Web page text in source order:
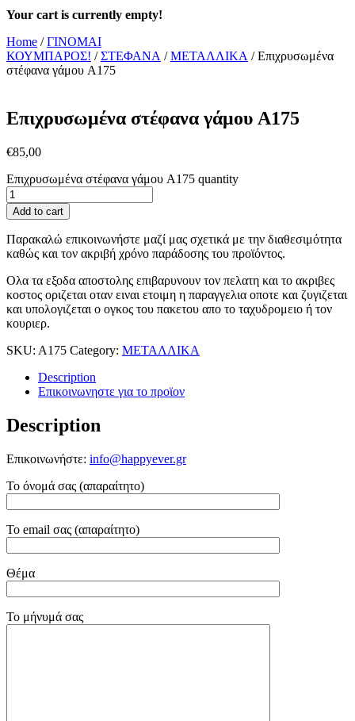
Your cart is currently empty!
Home /ΓΙΝΟΜΑΙ
ΚΟΥΜΠΑΡΟΣ! /ΣΤΕΦΑΝΑ /ΜΕΤΑΛΛΙΚΑ / Επιχρυσωμένα
στέφανα γάμου A175
Επιχρυσωμένα στέφανα γάμου A175
€85,00
Επιχρυσωμένα στέφανα γάμου A175 quantity
Add to cart
Παρακαλώ επικοινωνήστε μαζί μας σχετικά με την διαθεσιμότητα
καθώς και τον ακριβή χρόνο παράδοσης του προϊόντος.
Ολα τα εξοδα αποστολης επιβαρυνουν τον πελατη και το ακριβες
κοστος οριζεται οταν ειναι ετοιμη η παραγγελια οποτε και ζυγιζεται
και υπολογιζεται ο ογκος του πακετου απο το ταχυδρομειο ή τον
κουριερ.
SKU: A175 Category: ΜΕΤΑΛΛΙΚΑ
Description
Επικοινωνηστε για το προϊoν
Description
Επικοινωνήστε: info@happyever.gr
Το όνομά σας (απαραίτητο)
Το email σας (απαραίτητο)
Θέμα
Το μήνυμά σας